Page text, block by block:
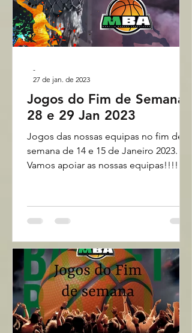
Jogos do Fim de Semana
28 e 29 Jan 2023
Jogos das nossas equipas no fim de
semana de 14 e 15 de Janeiro 2023.
Vamos apoiar as nossas equipas!!!!
-
27 de jan. de 2023